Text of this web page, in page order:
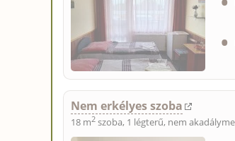
Nem erkélyes szoba
18 m2 szoba, 1 légterű, nem